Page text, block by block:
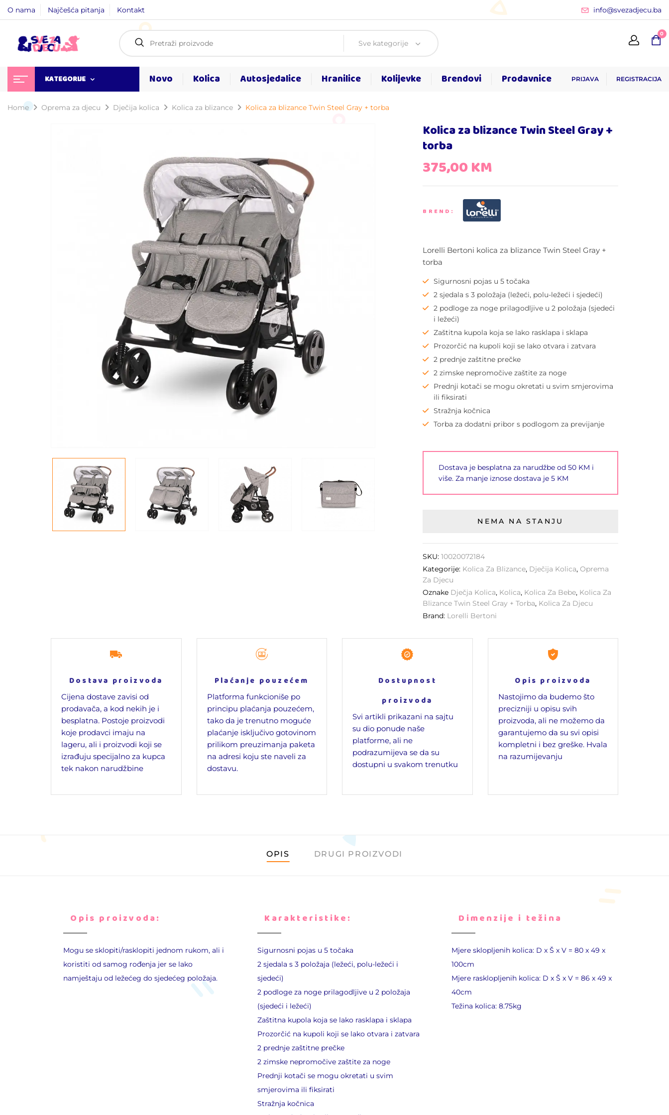
O nama Najčešća pitanja Kontakt info@svezadjecu.ba
Sve kategorije
0
KATEGORIJE Novo Kolica Autosjedalice Hranilice Kolijevke Brendovi Prodavnice PRIJAVA REGISTRACIJA
Home Oprema za djecu Dječija kolica Kolica za blizance Kolica za blizance Twin Steel Gray + torba
Kolica za blizance Twin Steel Gray +
torba
375,00KM
BREND:
Lorelli Bertoni kolica za blizance Twin Steel Gray +
torba
Sigurnosni pojas u 5 točaka
2 sjedala s 3 položaja (ležeći, polu-ležeći i sjedeći)
2 podloge za noge prilagodljive u 2 položaja (sjedeći
i ležeći)
Zaštitna kupola koja se lako rasklapa i sklapa
Prozorčić na kupoli koji se lako otvara i zatvara
2 prednje zaštitne prečke
2 zimske nepromočive zaštite za noge
Prednji kotači se mogu okretati u svim smjerovima
ili fiksirati
Stražnja kočnica
Torba za dodatni pribor s podlogom za previjanje
Dostava je besplatna za narudžbe od 50 KM i
više. Za manje iznose dostava je 5 KM
NEMA NA STANJU
SKU:10020072184
Kategorije: Kolica Za Blizance, Dječija Kolica,Oprema
Za Djecu
Oznake Dječja Kolica, Kolica, Kolica Za Bebe, Kolica Za
Blizance Twin Steel Gray + Torba, Kolica Za Djecu
Brand: Lorelli Bertoni
Dostava proizvoda
Cijena dostave zavisi od
prodavača, a kod nekih je i
besplatna. Postoje proizvodi
koje prodavci imaju na
lageru, ali i proizvodi koji se
izrađuju specijalno za kupca
tek nakon narudžbine
Plaćanje pouzećem
Platforma funkcioniše po
principu plaćanja pouzećem,
tako da je trenutno moguće
plaćanje isključivo gotovinom
prilikom preuzimanja paketa
na adresi koju ste naveli za
dostavu.
Dostupnost
proizvoda
Svi artikli prikazani na sajtu
su dio ponude naše
platforme, ali ne
podrazumijeva se da su
dostupni u svakom trenutku
Opis proizvoda
Nastojimo da budemo što
precizniji u opisu svih
proizvoda, ali ne možemo da
garantujemo da su svi opisi
kompletni i bez greške. Hvala
na razumijevanju
OPIS DRUGI PROIZVODI
Opis proizvoda:
Mogu se sklopiti/rasklopiti jednom rukom, ali i
koristiti od samog rođenja jer se lako
namještaju od ležećeg do sjedećeg položaja.
Karakteristike:
Sigurnosni pojas u 5 točaka
2 sjedala s 3 položaja (ležeći, polu-ležeći i
sjedeći)
2 podloge za noge prilagodljive u 2 položaja
(sjedeći i ležeći)
Zaštitna kupola koja se lako rasklapa i sklapa
Prozorčić na kupoli koji se lako otvara i zatvara
2 prednje zaštitne prečke
2 zimske nepromočive zaštite za noge
Prednji kotači se mogu okretati u svim
smjerovima ili fiksirati
Stražnja kočnica
Dimenzije i težina
Mjere sklopljenih kolica: D x Š x V = 80 x 49 x
100cm
Mjere rasklopljenih kolica: D x Š x V = 86 x 49 x
40cm
Težina kolica: 8.75kg